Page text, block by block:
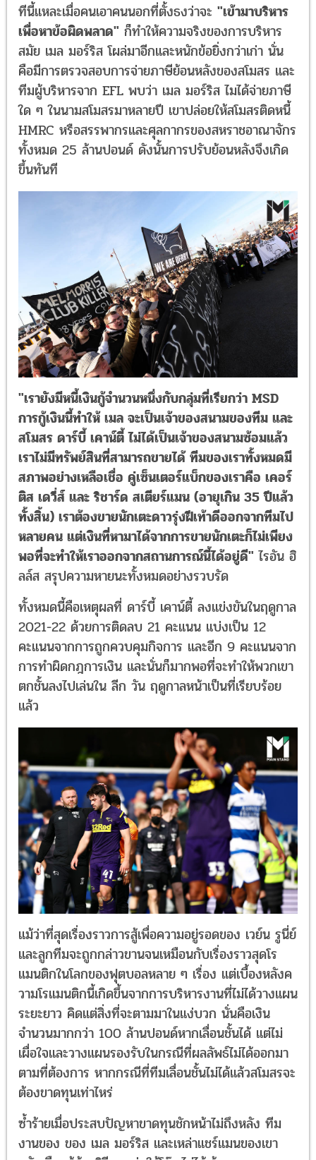
ทีนี้แหละเมื่อคนเอาคนนอกที่ตั้งธงว่าจะ "เข้ามาบริหาร
เพื่อหาข้อผิดพลาด" ก็ทำให้ความจริงของการบริหาร
สมัย เมล มอร์ริส โผล่มาอีกและหนักข้อยิ่งกว่าเก่า นั่น
คือมีการตรวจสอบการจ่ายภาษีย้อนหลังของสโมสร และ
ทีมผู้บริหารจาก EFL พบว่า เมล มอร์ริส ไมได้จ่ายภาษี
ใด ๆ ในนามสโมสรมาหลายปี เขาปล่อยให้สโมสรติดหนี้
HMRC หรือสรรพากรและศุลกากรของสหราชอาณาจักร
ทั้งหมด 25 ล้านปอนด์ ดังนั้นการปรับย้อนหลังจึงเกิด
ขึ้นทันที
"เรายังมีหนี้เงินกู้จำนวนหนึ่งกับกลุ่มที่เรียกว่า MSD
การกู้เงินนี้ทำให้ เมล จะเป็นเจ้าของสนามของทีม และ
สโมสร ดาร์บี้ เคาน์ตี้ ไม่ได้เป็นเจ้าของสนามซ้อมแล้ว
เราไม่มีทรัพย์สินที่สามารถขายได้ ทีมของเราทั้งหมดมี
สภาพอย่างเหลือเชื่อ คู่เซ็นเตอร์แบ็กของเราคือ เคอร์
ติส เดวี่ส์ และ ริชาร์ด สเตียร์แมน (อายุเกิน 35 ปีแล้ว
ทั้งสิ้น) เราต้องขายนักเตะดาวรุ่งฝีเท้าดีออกจากทีมไป
หลายคน แต่เงินที่หามาได้จากการขายนักเตะก็ไม่เพียง
พอที่จะทำให้เราออกจากสถานการณ์นี้ได้อยู่ดี" ไรอัน ฮิ
ลล์ส สรุปความหายนะทั้งหมดอย่างรวบรัด
ทั้งหมดนี้คือเหตุผลที่ ดาร์บี้ เคาน์ตี้ ลงแข่งขันในฤดูกาล
2021-22 ด้วยการติดลบ 21 คะแนน แบ่งเป็น 12
คะแนนจากการถูกควบคุมกิจการ และอีก 9 คะแนนจาก
การทำผิดกฎการเงิน และนั่นก็มากพอที่จะทำให้พวกเขา
ตกชั้นลงไปเล่นใน ลีก วัน ฤดูกาลหน้าเป็นที่เรียบร้อย
แล้ว
แม้ว่าที่สุดเรื่องราวการสู้เพื่อความอยู่รอดของ เวย์น รูนี่ย์
และลูกทีมจะถูกกล่าวขานจนเหมือนกับเรื่องราวสุดโร
แมนติกในโลกของฟุตบอลหลาย ๆ เรื่อง แต่เบื้องหลังค
วามโรแมนติกนี้เกิดขึ้นจากการบริหารงานที่ไม่ได้วางแผน
ระยะยาว คิดแต่สิ่งที่จะตามมาในแง่บวก นั่นคือเงิน
จำนวนมากกว่า 100 ล้านปอนด์หากเลื่อนชั้นได้ แต่ไม่
เผื่อใจและวางแผนรองรับในกรณีที่ผลลัพธ์ไม่ได้ออกมา
ตามที่ต้องการ หากกรณีที่ทีมเลื่อนชั้นไม่ได้แล้วสโมสรจะ
ต้องขาดทุนเท่าไหร่
ซ้ำร้ายเมื่อประสบปัญหาขาดทุนชักหน้าไม่ถึงหลัง ทีม
งานของ ของ เมล มอร์ริส และเหล่าแชร์แมนของเขา